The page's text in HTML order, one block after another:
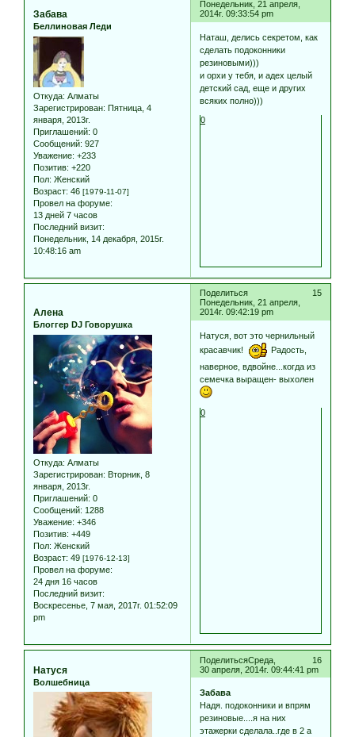
Понедельник, 21 апреля,
2014г. 09:33:54 pm
Забава
Беллиновая Леди
Откуда: Алматы
Зарегистрирован: Пятница, 4
января, 2013г.
Приглашений: 0
Сообщений: 927
Уважение: +233
Позитив: +220
Пол: Женский
Возраст: 46 [1979-11-07]
Провел на форуме:
13 дней 7 часов
Последний визит:
Понедельник, 14 декабря, 2015г.
10:48:16 am
Наташ, делись секретом, как
сделать подоконники
резиновыми)))
и орхи у тебя, и адех целый
детский сад, еще и других
всяких полно)))
0
Поделиться
15
Понедельник, 21 апреля,
2014г. 09:42:19 pm
Алена
Блоггер DJ Говорушка
Откуда: Алматы
Зарегистрирован: Вторник, 8
января, 2013г.
Приглашений: 0
Сообщений: 1288
Уважение: +346
Позитив: +449
Пол: Женский
Возраст: 49 [1976-12-13]
Провел на форуме:
24 дня 16 часов
Последний визит:
Воскресенье, 7 мая, 2017г. 01:52:09
pm
Натуся, вот это чернильный
красавчик!
Радость,
наверное, вдвойне...когда из
семечка выращен- выхолен
0
Поделиться 16
Среда,
30 апреля, 2014г. 09:44:41 pm
Натуся
Волшебница
Забава
Надя. подоконники и впрям
резиновые....я на них
этажерки сделала..где в 2 а